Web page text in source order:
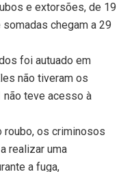
e extorsões, de 19
chegam a 29
foi autuado em
não tiveram os
teve acesso à
roubo, os criminosos
realizar uma
a fuga,